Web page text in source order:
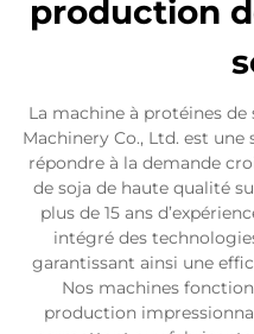
production
La machine à protéines
Machinery Co., Ltd. est
répondre à la demande
de soja de haute qualité
plus de 15 ans
intégré des
garantissant ainsi une
Nos machines
production